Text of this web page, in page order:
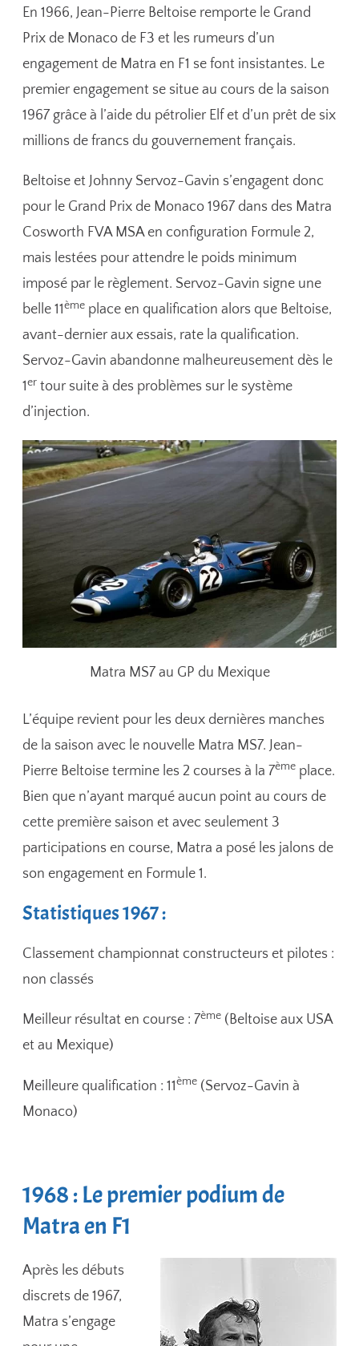
En 1966, Jean-Pierre Beltoise remporte le Grand
Prix de Monaco de F3 et les rumeurs d’un
engagement de Matra en F1 se font insistantes. Le
premier engagement se situe au cours de la saison
1967 grâce à l’aide du pétrolier Elf et d’un prêt de six
millions de francs du gouvernement français.
Beltoise et Johnny Servoz-Gavin s’engagent donc
pour le Grand Prix de Monaco 1967 dans des Matra
Cosworth FVA MSA en configuration Formule 2,
mais lestées pour attendre le poids minimum
imposé par le règlement. Servoz-Gavin signe une
belle 11ème place en qualification alors que Beltoise,
avant-dernier aux essais, rate la qualification.
Servoz-Gavin abandonne malheureusement dès le
1er tour suite à des problèmes sur le système
d’injection.
Matra MS7 au GP du Mexique
L’équipe revient pour les deux dernières manches
de la saison avec le nouvelle Matra MS7. Jean-
Pierre Beltoise termine les 2 courses à la 7ème place.
Bien que n’ayant marqué aucun point au cours de
cette première saison et avec seulement 3
participations en course, Matra a posé les jalons de
son engagement en Formule 1.
Statistiques 1967 :
Classement championnat constructeurs et pilotes :
non classés
Meilleur résultat en course : 7ème (Beltoise aux USA
et au Mexique)
Meilleure qualification : 11ème (Servoz-Gavin à
Monaco)
1968 : Le premier podium de
Matra en F1
Après les débuts
discrets de 1967,
Matra s’engage